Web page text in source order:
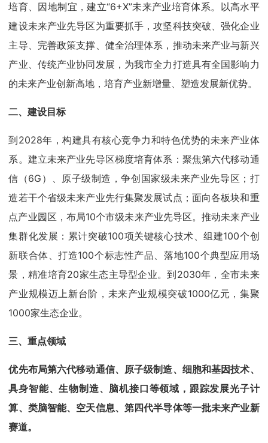
培育、因地制宜，建立“6+X”未来产业培育体系。以高水平
建设未来产业先导区为重要抓手，攻坚科技突破、强化企业
主导、完善政策支撑、健全治理体系，推动未来产业与新兴
产业、传统产业协同发展，为我市全力打造具有全国影响力
的未来产业创新高地，培育产业新增量、塑造发展新优势。
二、建设目标
到2028年，构建具有核心竞争力和特色优势的未来产业体
系。建立未来产业先导区梯度培育体系：聚焦第六代移动通
信（6G）、原子级制造，争创国家级未来产业先导区；打
造若干个省级未来产业先行集聚发展试点；面向各板块和重
点产业园区，布局10个市级未来产业先导区。推动未来产业
集群化发展：累计突破100项关键核心技术、组建100个创
新联合体、打造100个标志性产品、落地100个典型应用场
景，精准培育20家生态主导型企业。到2030年，全市未来
产业规模迈上新台阶，未来产业规模突破1000亿元，集聚
1000家生态企业。
三、重点领域
优先布局第六代移动通信、原子级制造、细胞和基因技术、
具身智能、生物制造、脑机接口等领域，跟踪发展光子计
算、类脑智能、空天信息、第四代半导体等一批未来产业新
赛道。